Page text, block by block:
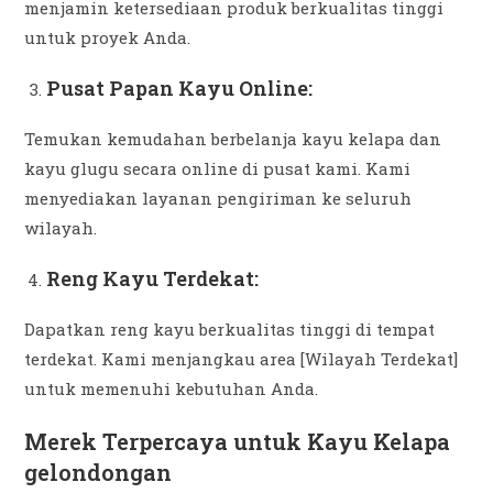
menjamin ketersediaan produk berkualitas tinggi
untuk proyek Anda.
Pusat Papan Kayu Online:
Temukan kemudahan berbelanja kayu kelapa dan
kayu glugu secara online di pusat kami. Kami
menyediakan layanan pengiriman ke seluruh
wilayah.
Reng Kayu Terdekat:
Dapatkan reng kayu berkualitas tinggi di tempat
terdekat. Kami menjangkau area [Wilayah Terdekat]
untuk memenuhi kebutuhan Anda.
Merek Terpercaya untuk Kayu Kelapa
gelondongan